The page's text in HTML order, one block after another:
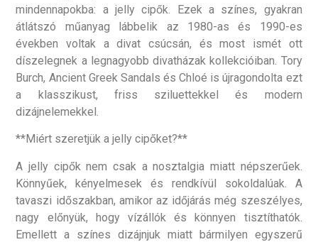
mindennapokba: a jelly cipők. Ezek a színes, gyakran
átlátszó műanyag lábbelik az 1980-as és 1990-es
években voltak a divat csúcsán, és most ismét ott
díszelegnek a legnagyobb divatházak kollekcióiban. Tory
Burch, Ancient Greek Sandals és Chloé is újragondolta ezt
a klasszikust, friss sziluettekkel és modern
dizájnelemekkel.
**Miért szeretjük a jelly cipőket?**
A jelly cipők nem csak a nosztalgia miatt népszerűek.
Könnyűek, kényelmesek és rendkívül sokoldalúak. A
tavaszi időszakban, amikor az időjárás még szeszélyes,
nagy előnyük, hogy vízállók és könnyen tisztíthatók.
Emellett a színes dizájnjuk miatt bármilyen egyszerű